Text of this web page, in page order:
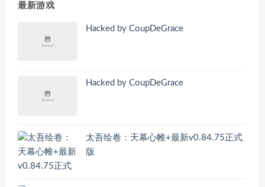
最新游戏
Hacked by CoupDeGrace
Hacked by CoupDeGrace
太吾绘卷：天幕心帷+最新v0.84.75正式
版